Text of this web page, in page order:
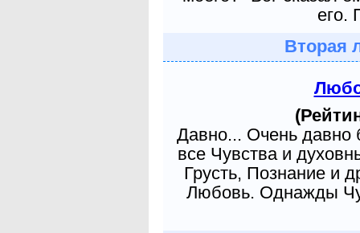
его.
Вторая
Давно... Очень давно
все Чувства и
Грусть, Познание и
Любовь. Однажды